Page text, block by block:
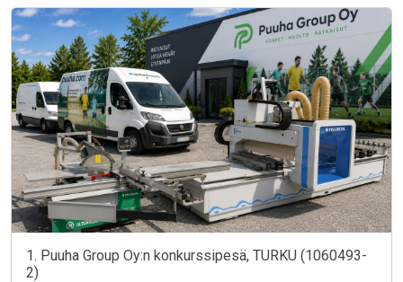
1. Puuha Group Oy:n konkurssipesä, TURKU (1060493-
2)